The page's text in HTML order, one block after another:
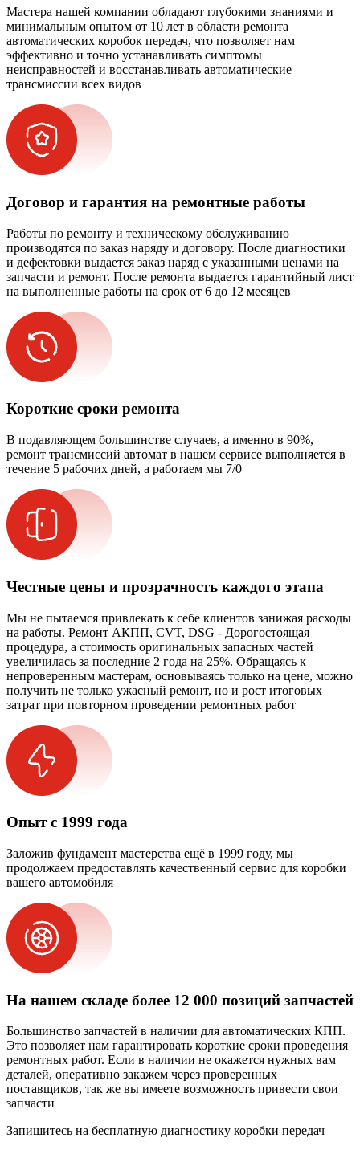
Мастера нашей компании обладают глубокими знаниями и
минимальным опытом от 10 лет в области ремонта
автоматических коробок передач, что позволяет нам
эффективно и точно устанавливать симптомы
неисправностей и восстанавливать автоматические
трансмиссии всех видов
Договор и гарантия на ремонтные работы
Работы по ремонту и техническому обслуживанию
производятся по заказ наряду и договору. После диагностики
и дефектовки выдается заказ наряд с указанными ценами на
запчасти и ремонт. После ремонта выдается гарантийный лист
на выполненные работы на срок от 6 до 12 месяцев
Короткие сроки ремонта
В подавляющем большинстве случаев, а именно в 90%,
ремонт трансмиссий автомат в нашем сервисе выполняется в
течение 5 рабочих дней, а работаем мы 7/0
Честные цены и прозрачность каждого этапа
Мы не пытаемся привлекать к себе клиентов занижая расходы
на работы. Ремонт АКПП, CVT, DSG - Дорогостоящая
процедура, а стоимость оригинальных запасных частей
увеличилась за последние 2 года на 25%. Обращаясь к
непроверенным мастерам, основываясь только на цене, можно
получить не только ужасный ремонт, но и рост итоговых
затрат при повторном проведении ремонтных работ
Опыт с 1999 года
Заложив фундамент мастерства ещё в 1999 году, мы
продолжаем предоставлять качественный сервис для коробки
вашего автомобиля
На нашем складе более 12 000 позиций запчастей
Большинство запчастей в наличии для автоматических КПП.
Это позволяет нам гарантировать короткие сроки проведения
ремонтных работ. Если в наличии не окажется нужных вам
деталей, оперативно закажем через проверенных
поставщиков, так же вы имеете возможность привести свои
запчасти
Запишитесь на бесплатную диагностику коробки передач